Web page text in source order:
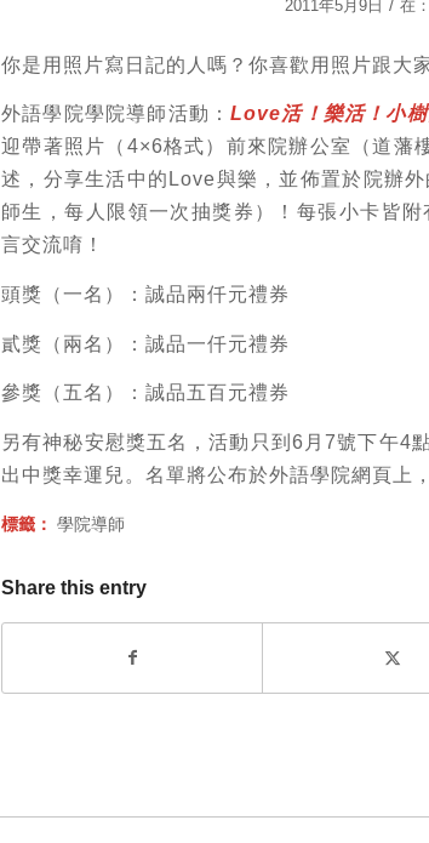
2011年5月9日 / 在：
你是用照片寫日記的人嗎？你喜歡用照片跟大
外語學院學院導師活動：Love活！樂活！小
迎帶著照片（4×6格式）前來院辦公室（道藩
述，分享生活中的Love與樂，並佈置於院辦
師生，每人限領一次抽獎券）！每張小卡皆
言交流唷！
頭獎（一名）：誠品兩仟元禮券
貳獎（兩名）：誠品一仟元禮券
參獎（五名）：誠品五百元禮券
另有神秘安慰獎五名，活動只到6月7號下午4
出中獎幸運兒。名單將公布於外語學院網頁上
標籤： 學院導師
Share this entry